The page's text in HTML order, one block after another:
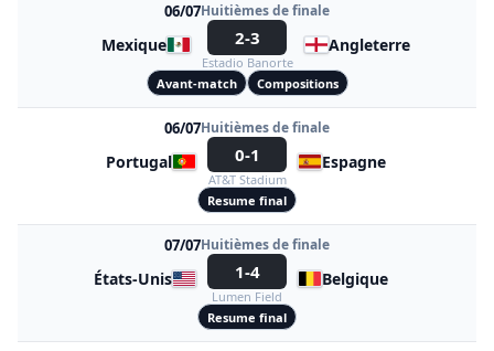
06/07Huitièmes de finale
Mexique 2-3
Estadio Banorte
Angleterre
Avant-match Compositions
06/07Huitièmes de finale
Portugal 0-1
AT&T Stadium
Espagne
Resume final
07/07Huitièmes de finale
États-Unis 1-4
Lumen Field
Belgique
Resume final